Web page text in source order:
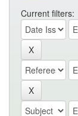
Current filters: